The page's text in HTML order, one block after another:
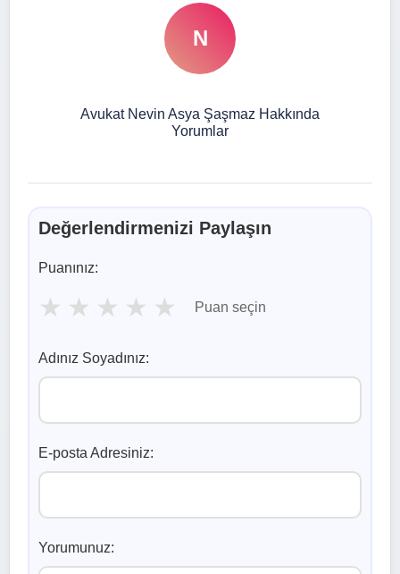
N
Avukat Nevin Asya Şaşmaz Hakkında
Yorumlar
Değerlendirmenizi Paylaşın
Puanınız:
★ ★ ★ ★ ★ Puan seçin
Adınız Soyadınız:
E-posta Adresiniz:
Yorumunuz: